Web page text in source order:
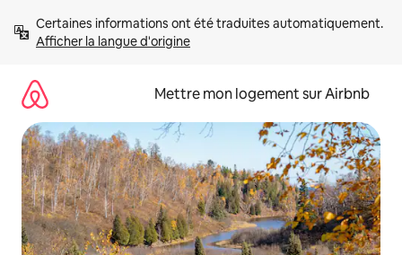
directement
Afficher la langue d'origine
Mettre mon logement sur Airbnb